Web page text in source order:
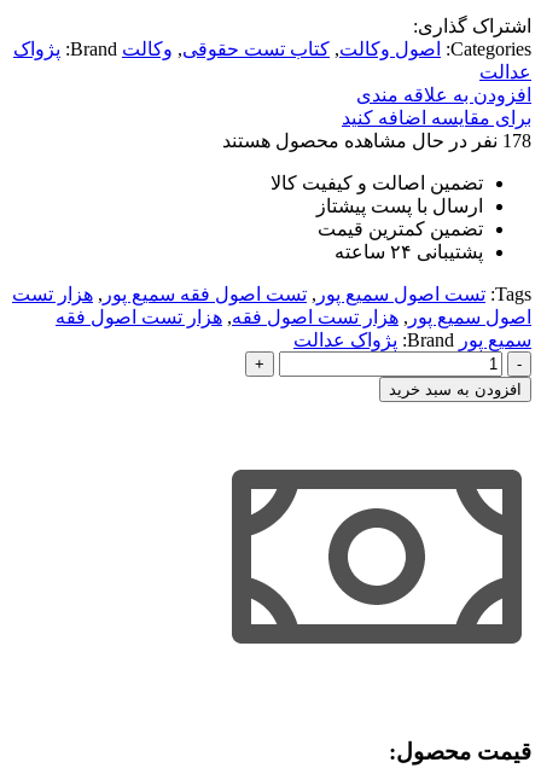
اشتراک گذاری:
Categories:
اصول وکالت, کتاب تست حقوقی, وکالت Brand: پژواک
عدالت
افزودن به علاقه مندی
برای مقایسه اضافه کنید
178 نفر در حال مشاهده محصول هستند
تضمین اصالت و کیفیت کالا
ارسال با پست پیشتاز
تضمین کمترین قیمت
پشتیبانی ۲۴ ساعته
Tags: تست اصول سمیع پور , تست اصول فقه سمیع پور , هزار تست
اصول سمیع پور , هزار تست اصول فقه, هزار تست اصول فقه
سمیع پور Brand: پژواک عدالت
هزار
تست
اصول
پور
عدد
افزودن به سبد خرید
قیمت محصول:​